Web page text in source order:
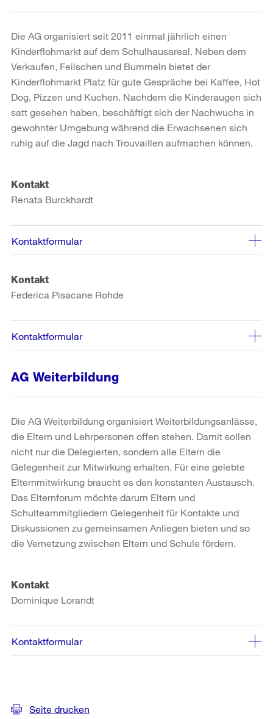
Die AG organisiert seit 2011 einmal jährlich einen
Kinderflohmarkt auf dem Schulhausareal. Neben dem
Verkaufen, Feilschen und Bummeln bietet der
Kinderflohmarkt Platz für gute Gespräche bei Kaffee, Hot
Dog, Pizzen und Kuchen. Nachdem die Kinderaugen sich
satt gesehen haben, beschäftigt sich der Nachwuchs in
gewohnter Umgebung während die Erwachsenen sich
ruhig auf die Jagd nach Trouvaillen aufmachen können.
Kontakt
Renata Burckhardt
Kontaktformular
Kontakt
Federica Pisacane Rohde
Kontaktformular
AG Weiterbildung
Die AG Weiterbildung organisiert Weiterbildungsanlässe,
die Eltern und Lehrpersonen offen stehen. Damit sollen
nicht nur die Delegierten, sondern alle Eltern die
Gelegenheit zur Mitwirkung erhalten. Für eine gelebte
Elternmitwirkung braucht es den konstanten Austausch.
Das Elternforum möchte darum Eltern und
Schulteammitgliedern Gelegenheit für Kontakte und
Diskussionen zu gemeinsamen Anliegen bieten und so
die Vernetzung zwischen Eltern und Schule fördern.
Kontakt
Dominique Lorandt
Kontaktformular
Seite drucken